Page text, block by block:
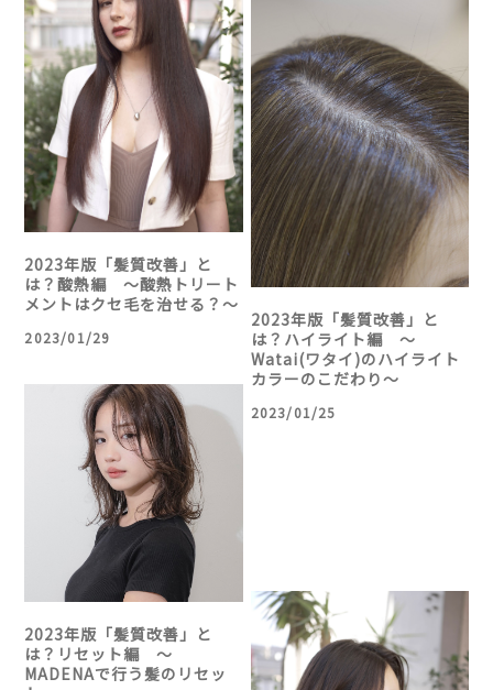
2023年版「髪質改善」と
は？酸熱編 〜酸熱トリート
メントはクセ毛を治せる？〜
2023/01/29
2023年版「髪質改善」と
は？リセット編 〜
MADENAで行う髪のリセッ
2023年版「髪質改善」と
は？ハイライト編 〜
Watai(ワタイ)のハイライト
カラーのこだわり〜
2023/01/25